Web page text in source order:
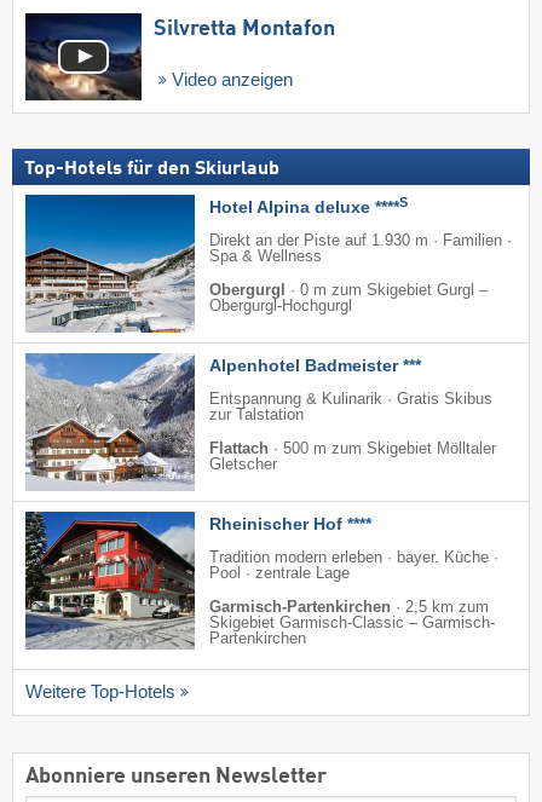
Silvretta Montafon
Video anzeigen
Top-Hotels für den Skiurlaub
Hotel Alpina deluxe ****S
Direkt an der Piste auf 1.930 m · Familien ·
Spa & Wellness
Obergurgl
· 0 m zum Skigebiet Gurgl –
Obergurgl-Hochgurgl
Alpenhotel Badmeister ***
Entspannung & Kulinarik · Gratis Skibus
zur Talstation
Flattach · 500 m zum Skigebiet Mölltaler
Gletscher
Rheinischer Hof ****
Tradition modern erleben · bayer. Küche ·
Pool · zentrale Lage
Garmisch-Partenkirchen · 2,5 km zum
Skigebiet Garmisch-Classic – Garmisch-
Partenkirchen
Weitere Top-Hotels
Abonniere unseren Newsletter